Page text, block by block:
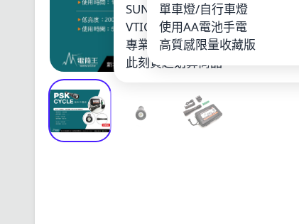
SUNWAYFOTO
VTIGER
專業單車燈
此刻買超划算商品
單車燈/自行車燈
使用AA電池手電
高質感限量收藏版